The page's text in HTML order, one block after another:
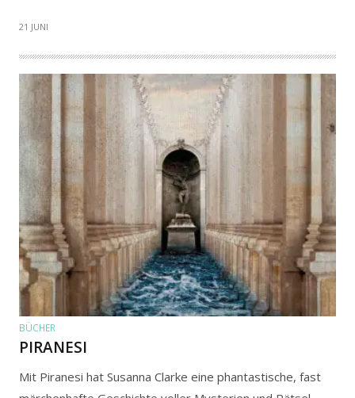
21 JUNI
BÜCHER
PIRANESI
Mit Piranesi hat Susanna Clarke eine phantastische, fast